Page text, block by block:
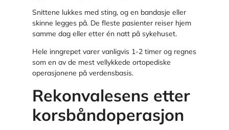
Snittene lukkes med sting, og en bandasje eller
skinne legges på. De fleste pasienter reiser hjem
samme dag eller etter én natt på sykehuset.
Hele inngrepet varer vanligvis 1-2 timer og regnes
som en av de mest vellykkede ortopediske
operasjonene på verdensbasis.
Rekonvalesens etter
korsbåndoperasjon